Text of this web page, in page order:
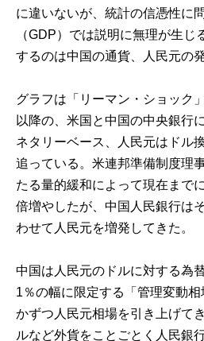
に違いないが、統計の信憑性に
（GDP）では説明に無理が生じ
するのは中国の通貨、人民元の
グラフは「リーマン・ショック
以降の、米国と中国の中央銀行
ネタリーベース、人民元はドル
追っている。米連邦準備制度理
たる量的緩和によって現在まで
倍増やしたが、中国人民銀行は
わせて人民元を増発してきた。
中国は人民元のドルに対する為
1％の幅に限定する「管理変動
かずつ人民元相場を引き上げて
ルなど外貨をことごとく人民銀